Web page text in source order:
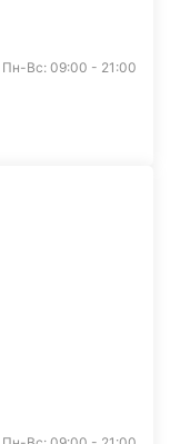
Пн-Вс: 09:00 - 21:00